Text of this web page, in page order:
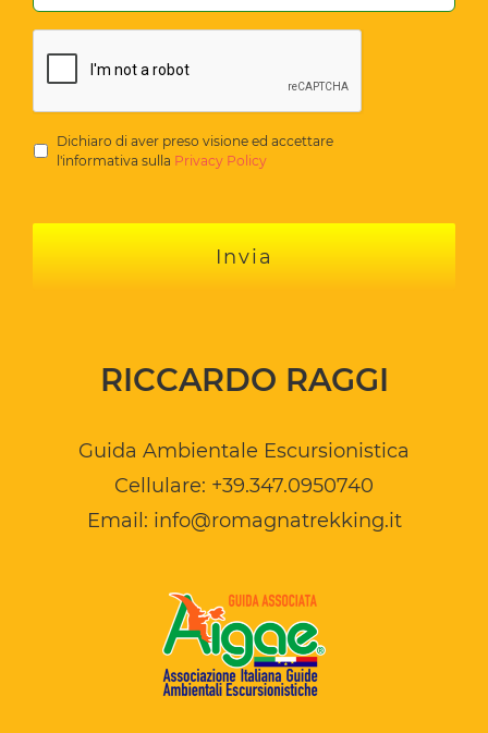
Dichiaro di aver preso visione ed accettare
l'informativa sulla Privacy Policy
RICCARDO RAGGI
Guida Ambientale Escursionistica
Cellulare: +39.347.0950740
Email: info@romagnatrekking.it